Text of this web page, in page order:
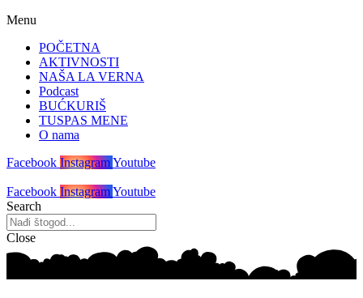
Menu
POČETNA
AKTIVNOSTI
NAŠA LA VERNA
Podcast
BUĆKURIŠ
TUSPAS MENE
O nama
Facebook InstagramYoutube
Facebook InstagramYoutube
Search
Close